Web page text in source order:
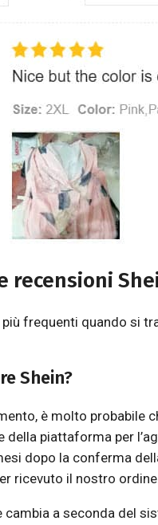
recensioni
frequenti quando si
Shein?
è molto probabile
piattaforma per
dopo la conferma
ricevuto il nostro
cambia a seconda del